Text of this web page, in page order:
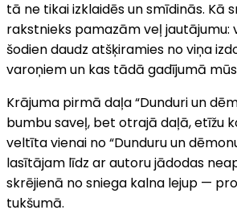
tā ne tikai izklaidēs un smīdinās. Kā
rakstnieks pamazām veļ jautājumu:
šodien daudz atšķiramies no viņa
varoņiem un kas tādā gadījumā
Krājuma pirmā daļa “Dunduri un
bumbu saveļ, bet otrajā daļā, etīžu
veltīta vienai no “Dunduru un
lasītājam līdz ar autoru jādodas
skrējienā no sniega kalna lejup —
tukšumā.